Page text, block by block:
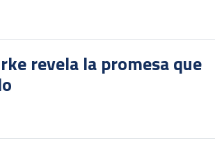
revela la promesa que